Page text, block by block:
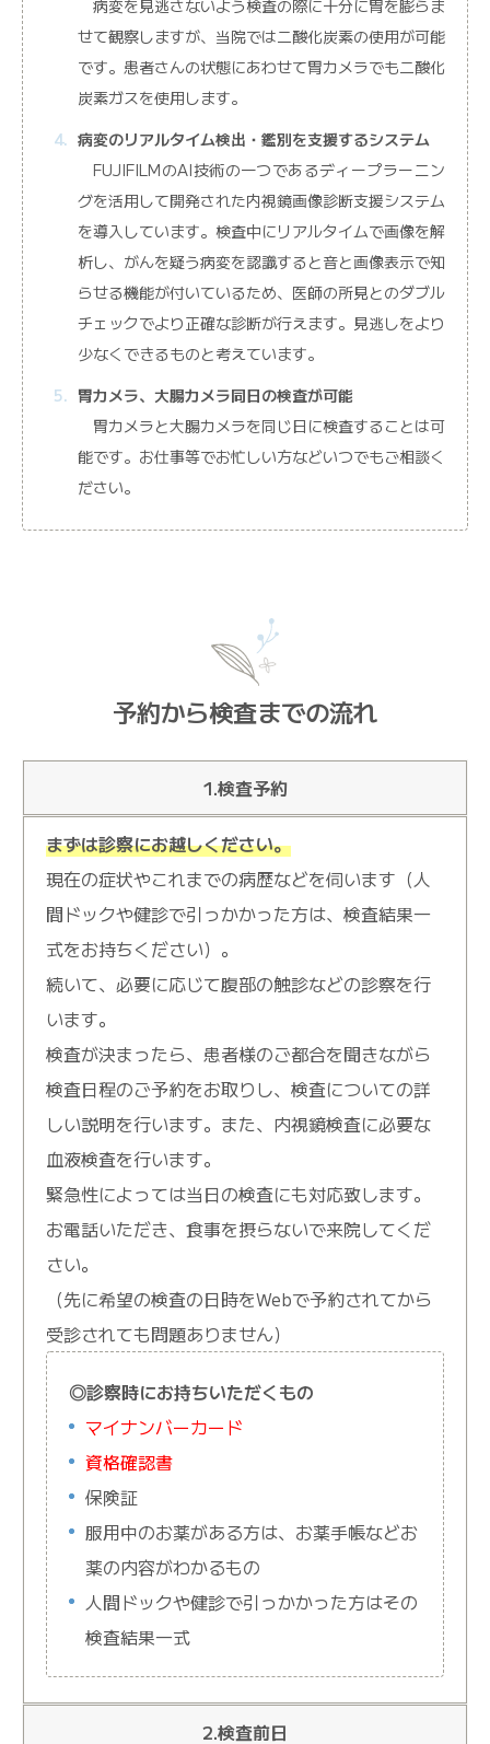
病変を見逃さないよう検査の際に十分に胃を膨らま
せて観察しますが、当院では二酸化炭素の使用が可能
です。患者さんの状態にあわせて胃カメラでも二酸化
炭素ガスを使用します。
病変のリアルタイム検出・鑑別を支援するシステム
FUJIFILMのAI技術の一つであるディープラーニン
グを活用して開発された内視鏡画像診断支援システム
を導入しています。検査中にリアルタイムで画像を解
析し、がんを疑う病変を認識すると音と画像表示で知
らせる機能が付いているため、医師の所見とのダブル
チェックでより正確な診断が行えます。見逃しをより
少なくできるものと考えています。
胃カメラ、大腸カメラ同日の検査が可能
胃カメラと大腸カメラを同じ日に検査することは可
能です。お仕事等でお忙しい方などいつでもご相談く
ださい。
予約から検査までの流れ
1.検査予約
まずは診察にお越しください。
現在の症状やこれまでの病歴などを伺います（人
間ドックや健診で引っかかった方は、検査結果一
式をお持ちください）。
続いて、必要に応じて腹部の触診などの診察を行
います。
検査が決まったら、患者様のご都合を聞きながら
検査日程のご予約をお取りし、検査についての詳
しい説明を行います。また、内視鏡検査に必要な
血液検査を行います。
緊急性によっては当日の検査にも対応致します。
お電話いただき、食事を摂らないで来院してくだ
さい。
（先に希望の検査の日時をWebで予約されてから
受診されても問題ありません）
◎診察時にお持ちいただくもの
マイナンバーカード
資格確認書
保険証
服用中のお薬がある方は、お薬手帳などお
薬の内容がわかるもの
人間ドックや健診で引っかかった方はその
検査結果一式
2.検査前日